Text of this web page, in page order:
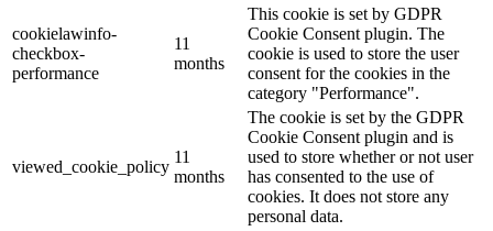
cookielawinfo-
checkbox-
performance
11
months
This cookie is set by GDPR
Cookie Consent plugin. The
cookie is used to store the user
consent for the cookies in the
category "Performance".
viewed_cookie_policy
11
months
The cookie is set by the GDPR
Cookie Consent plugin and is
used to store whether or not user
has consented to the use of
cookies. It does not store any
personal data.